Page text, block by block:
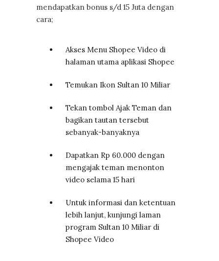
mendapatkan bonus s/d 15 Juta dengan
cara;
Akses Menu Shopee Video di
halaman utama aplikasi Shopee
Temukan Ikon Sultan 10 Miliar
Tekan tombol Ajak Teman dan
bagikan tautan tersebut
sebanyak-banyaknya
Dapatkan Rp 60.000 dengan
mengajak teman menonton
video selama 15 hari
Untuk informasi dan ketentuan
lebih lanjut, kunjungi laman
program Sultan 10 Miliar di
Shopee Video